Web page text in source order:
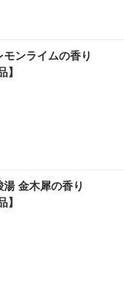
ンライムの香り
金木犀の香り